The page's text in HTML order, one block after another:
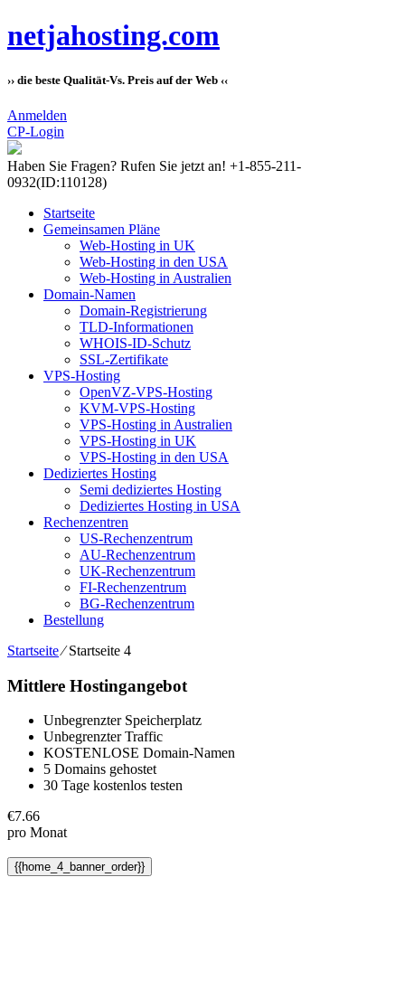
netjahosting.com
›› die beste Qualität-Vs. Preis auf der Web ‹‹
Anmelden
CP-Login
Haben Sie Fragen? Rufen Sie jetzt an! +1-855-211-
0932(ID:110128)
Startseite
Gemeinsamen Pläne
Web-Hosting in UK
Web-Hosting in den USA
Web-Hosting in Australien
Domain-Namen
Domain-Registrierung
TLD-Informationen
WHOIS-ID-Schutz
SSL-Zertifikate
VPS-Hosting
OpenVZ-VPS-Hosting
KVM-VPS-Hosting
VPS-Hosting in Australien
VPS-Hosting in UK
VPS-Hosting in den USA
Dediziertes Hosting
Semi dediziertes Hosting
Dediziertes Hosting in USA
Rechenzentren
US-Rechenzentrum
AU-Rechenzentrum
UK-Rechenzentrum
FI-Rechenzentrum
BG-Rechenzentrum
Bestellung
Startseite⁄Startseite 4
Mittlere Hostingangebot
Unbegrenzter Speicherplatz
Unbegrenzter Traffic
KOSTENLOSE Domain-Namen
5 Domains gehostet
30 Tage kostenlos testen
€7.66
pro Monat
{{home_4_banner_order}}